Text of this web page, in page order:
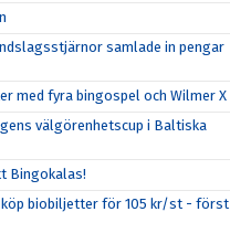
samlade in pengar
med fyra bingospel och Wilmer X
välgörenhetscup i Baltiska
Bingokalas!
köp biobiljetter för 105 kr/st - först